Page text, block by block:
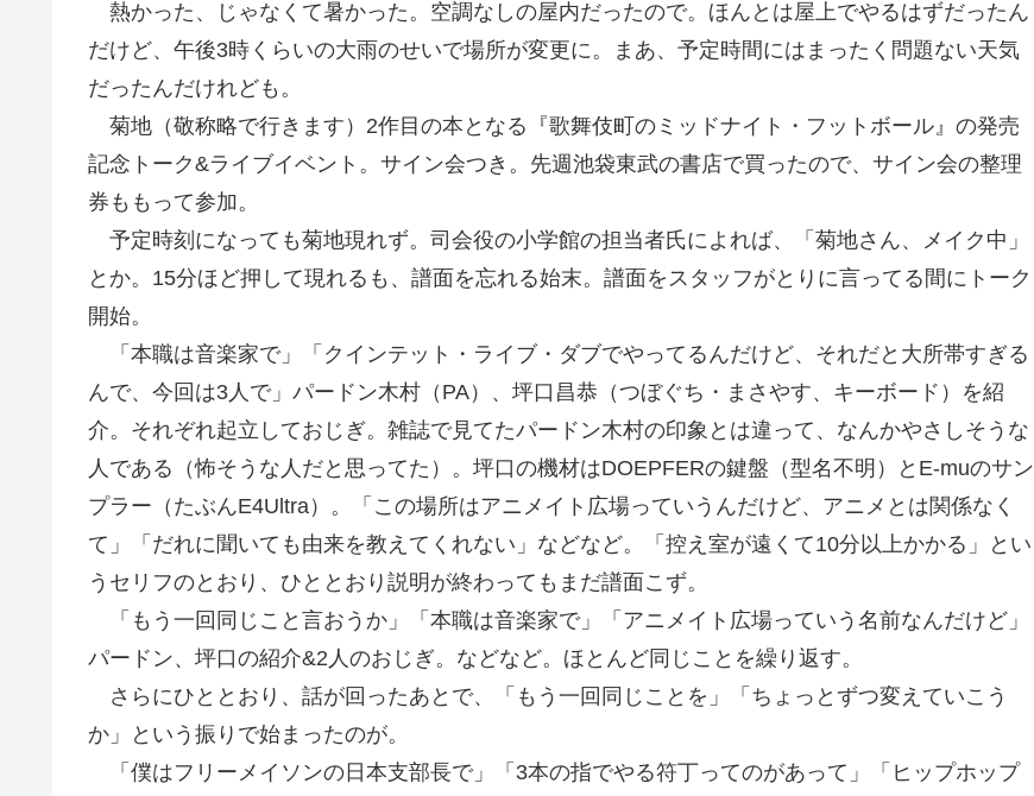
熱かった、じゃなくて暑かった。空調なしの屋内だったので。ほんとは屋上でやるはずだったん
だけど、午後3時くらいの大雨のせいで場所が変更に。まあ、予定時間にはまったく問題ない天気
だったんだけれども。
菊地（敬称略で行きます）2作目の本となる『歌舞伎町のミッドナイト・フットボール』の発売
記念トーク&ライブイベント。サイン会つき。先週池袋東武の書店で買ったので、サイン会の整理
券ももって参加。
予定時刻になっても菊地現れず。司会役の小学館の担当者氏によれば、「菊地さん、メイク中」
とか。15分ほど押して現れるも、譜面を忘れる始末。譜面をスタッフがとりに言ってる間にトーク
開始。
「本職は音楽家で」「クインテット・ライブ・ダブでやってるんだけど、それだと大所帯すぎる
んで、今回は3人で」パードン木村（PA）、坪口昌恭（つぼぐち・まさやす、キーボード）を紹
介。それぞれ起立しておじぎ。雑誌で見てたパードン木村の印象とは違って、なんかやさしそうな
人である（怖そうな人だと思ってた）。坪口の機材はDOEPFERの鍵盤（型名不明）とE-muのサン
プラー（たぶんE4Ultra）。「この場所はアニメイト広場っていうんだけど、アニメとは関係なく
て」「だれに聞いても由来を教えてくれない」などなど。「控え室が遠くて10分以上かかる」とい
うセリフのとおり、ひととおり説明が終わってもまだ譜面こず。
「もう一回同じこと言おうか」「本職は音楽家で」「アニメイト広場っていう名前なんだけど」
パードン、坪口の紹介&2人のおじぎ。などなど。ほとんど同じことを繰り返す。
さらにひととおり、話が回ったあとで、「もう一回同じことを」「ちょっとずつ変えていこう
か」という振りで始まったのが。
「僕はフリーメイソンの日本支部長で」「3本の指でやる符丁ってのがあって」「ヒップホップ